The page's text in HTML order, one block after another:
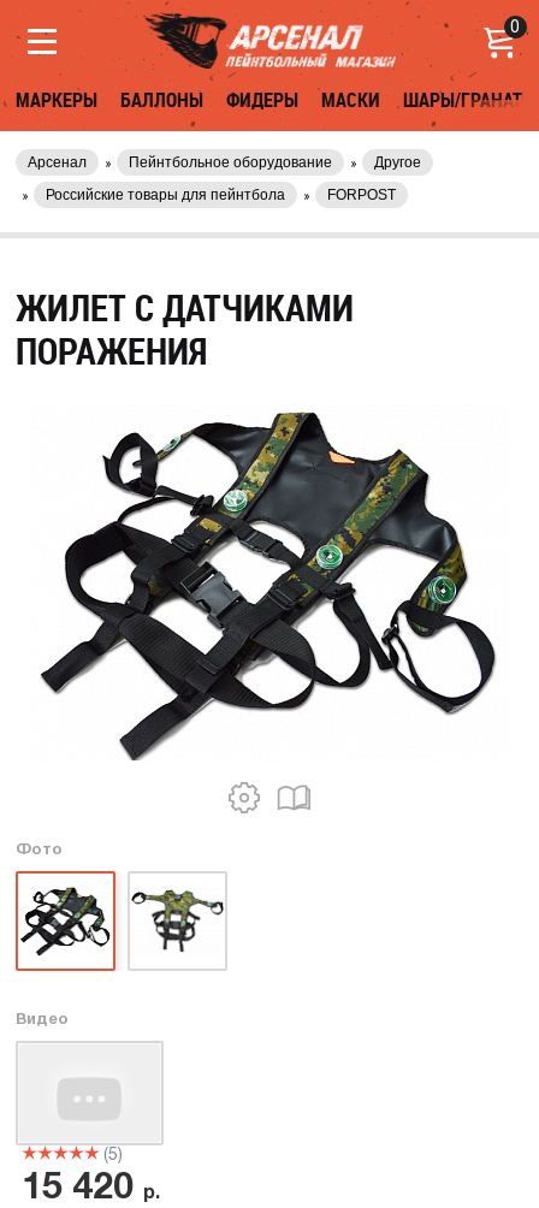
0
МАРКЕРЫ БАЛЛОНЫ ФИДЕРЫ МАСКИ ШАРЫ/ГРАНАТЫ
Арсенал Пейнтбольное оборудование
Другое
Российские товары для пейнтбола
FORPOST
ЖИЛЕТ С ДАТЧИКАМИ
ПОРАЖЕНИЯ
Фото
Видео
(5)
15 420 р.